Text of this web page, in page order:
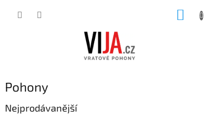
Pohony
Nejprodávanější